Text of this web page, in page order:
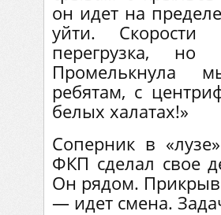
он идет на
уйти. Скорости
перегрузка,
Промелькнула
ребятам, с
белых халатах!»
Соперник в
ФКП сделал свое
Он рядом.
— идет смена.